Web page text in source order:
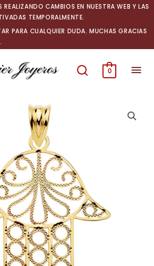
REALIZANDO CAMBIOS EN NUESTRA WEB Y LAS
TEMPORALMENTE.
PARA CUALQUIER DUDA. MUCHAS GRACIAS
0